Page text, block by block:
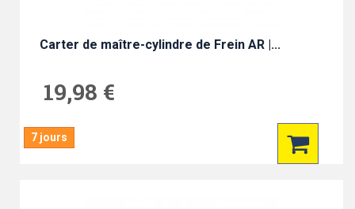
Carter de maître-cylindre de Frein AR |...
19,98 €
7 jours